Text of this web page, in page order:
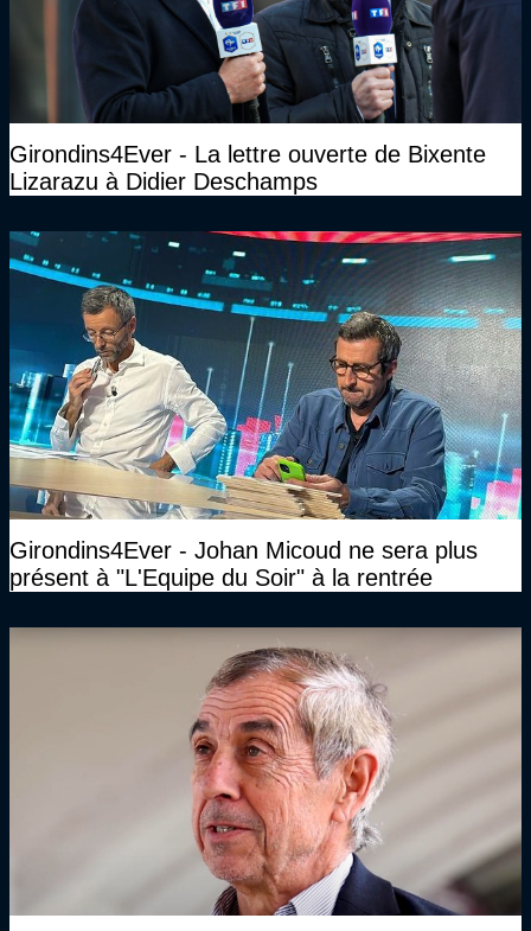
Girondins4Ever - La lettre ouverte de Bixente
Lizarazu à Didier Deschamps
Girondins4Ever - Johan Micoud ne sera plus
présent à "L'Equipe du Soir" à la rentrée